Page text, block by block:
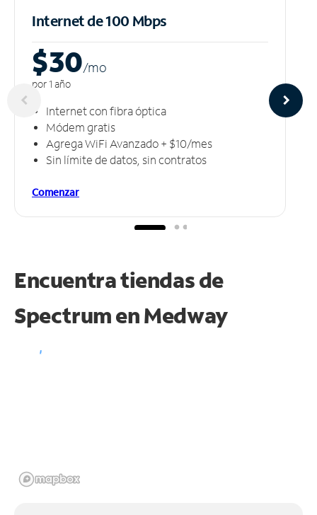
Internet de 100 Mbps
$30/mo
por 1 año
Internet con fibra óptica
Módem gratis
Agrega WiFi Avanzado + $10/mes
Sin límite de datos, sin contratos
Comenzar
Encuentra tiendas de
Spectrum enMedway